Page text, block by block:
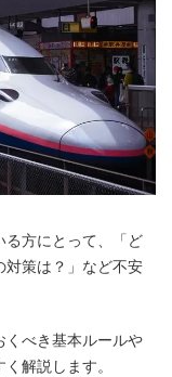
る方にとって、「ど
対策は？」など不安
くべき基本ルールや
解説します。